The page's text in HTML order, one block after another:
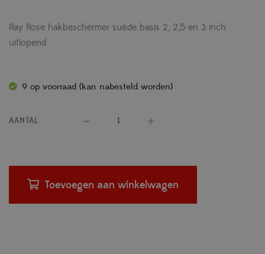
Ray Rose hakbeschermer suède basis 2, 2,5 en 3 inch
uitlopend
9 op voorraad (kan nabesteld worden)
AANTAL
Toevoegen aan winkelwagen